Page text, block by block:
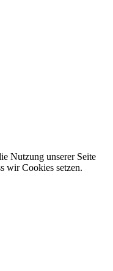
Nutzung unserer Seite
wir Cookies setzen.